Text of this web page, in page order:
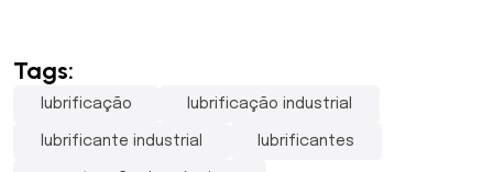
Tags:
lubrificação lubrificação industrial
lubrificante industrial lubrificantes